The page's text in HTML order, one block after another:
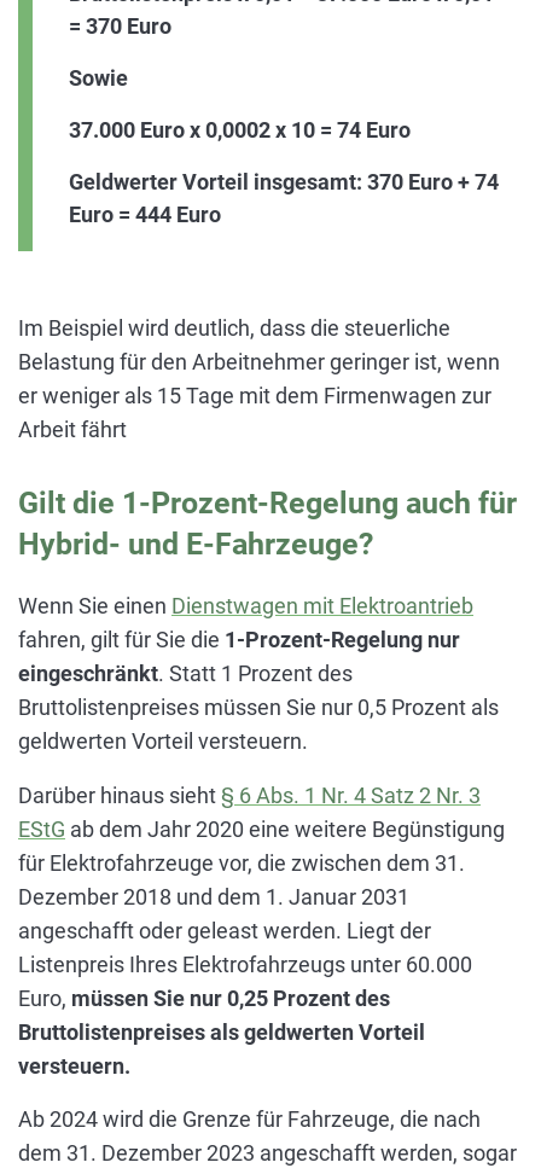
= 370 Euro
Sowie
37.000 Euro x 0,0002 x 10 = 74 Euro
Geldwerter Vorteil insgesamt: 370 Euro + 74
Euro = 444 Euro
Im Beispiel wird deutlich, dass die steuerliche
Belastung für den Arbeitnehmer geringer ist, wenn
er weniger als 15 Tage mit dem Firmenwagen zur
Arbeit fährt
Gilt die 1-Prozent-Regelung auch für
Hybrid- und E-Fahrzeuge?
Wenn Sie einen Dienstwagen mit Elektroantrieb
fahren, gilt für Sie die 1-Prozent-Regelung nur
eingeschränkt. Statt 1 Prozent des
Bruttolistenpreises müssen Sie nur 0,5 Prozent als
geldwerten Vorteil versteuern.
Darüber hinaus sieht § 6 Abs. 1 Nr. 4 Satz 2 Nr. 3
EStG ab dem Jahr 2020 eine weitere Begünstigung
für Elektrofahrzeuge vor, die zwischen dem 31.
Dezember 2018 und dem 1. Januar 2031
angeschafft oder geleast werden. Liegt der
Listenpreis Ihres Elektrofahrzeugs unter 60.000
Euro, müssen Sie nur 0,25 Prozent des
Bruttolistenpreises als geldwerten Vorteil
versteuern.
Ab 2024 wird die Grenze für Fahrzeuge, die nach
dem 31. Dezember 2023 angeschafft werden, sogar